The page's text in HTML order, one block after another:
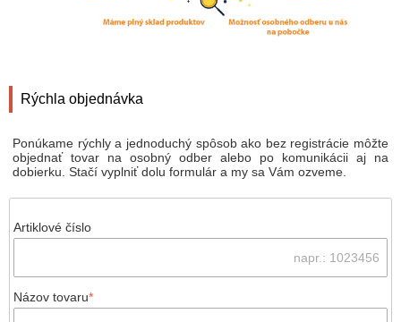
Rýchla objednávka
Ponúkame rýchly a jednoduchý spôsob ako bez registrácie môžte
objednať tovar na osobný odber alebo po komunikácii aj na
dobierku. Stačí vyplniť dolu formulár a my sa Vám ozveme.
Artiklové číslo
Názov tovaru*